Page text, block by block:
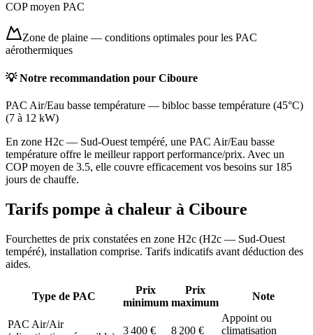
COP moyen PAC
Zone de plaine — conditions optimales pour les PAC
aérothermiques
💡 Notre recommandation pour Ciboure
PAC Air/Eau basse température — bibloc basse température (45°C)
(7 à 12 kW)
En zone H2c — Sud-Ouest tempéré, une PAC Air/Eau basse
température offre le meilleur rapport performance/prix. Avec un
COP moyen de 3.5, elle couvre efficacement vos besoins sur 185
jours de chauffe.
Tarifs pompe à chaleur à Ciboure
Fourchettes de prix constatées en zone H2c (H2c — Sud-Ouest
tempéré), installation comprise. Tarifs indicatifs avant déduction des
aides.
Type de PAC
Prix
minimum
Prix
maximum
Note
PAC Air/Air
3 400 € 8 200 €
Appoint ou
climatisation